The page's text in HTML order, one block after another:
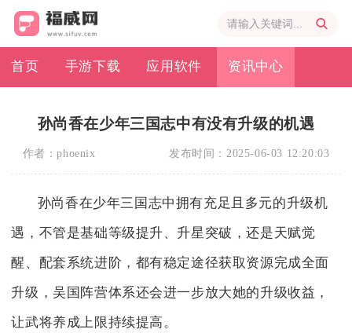
首页 手游下载 应用软件 资讯中心
孙尚香在少年三国志中有没有升级的机遇
作者：phoenix 发布时间： 2025-06-03 12:20:03
孙尚香在少年三国志中拥有充足且多元的升级机
遇，不管是基础等级提升、升星突破，还是天赋觉
醒、配套系统进阶，都有稳定途径获取资源完成全面
升级，吴国阵营体系还会进一步放大她的升级收益，
让武将养成上限持续提高。